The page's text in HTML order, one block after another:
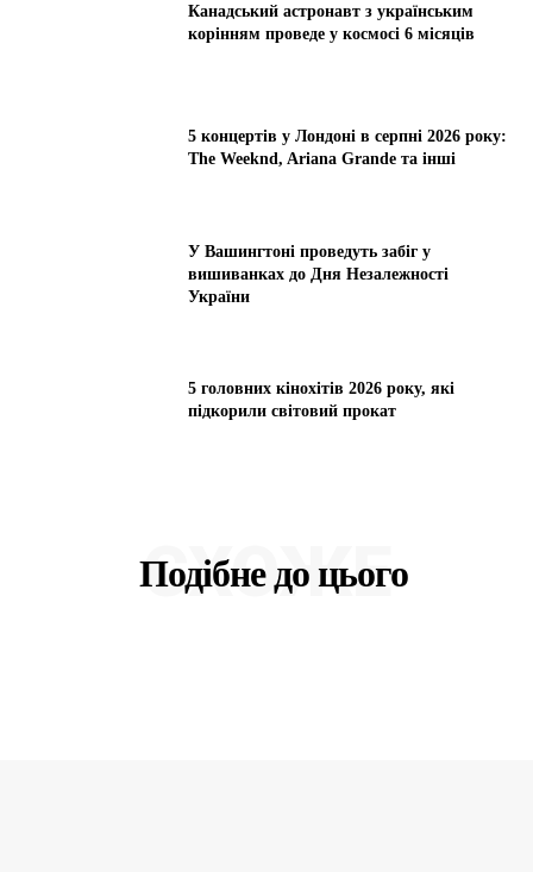
Канадський астронавт з українським
корінням проведе у космосі 6 місяців
5 концертів у Лондоні в серпні 2026 року:
The Weeknd, Ariana Grande та інші
У Вашингтоні проведуть забіг у
вишиванках до Дня Незалежності
України
5 головних кінохітів 2026 року, які
підкорили світовий прокат
Подібне до цього
СХОЖЕ